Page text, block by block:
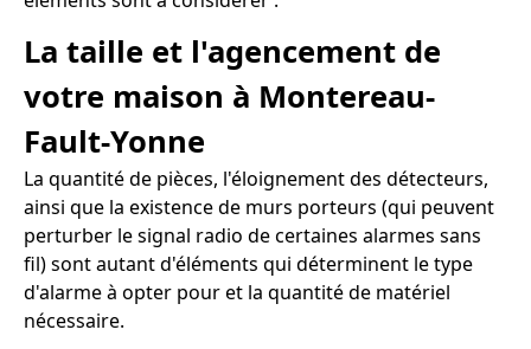
La taille et l'agencement de
votre maison à Montereau-
Fault-Yonne
La quantité de pièces, l'éloignement des détecteurs,
ainsi que la existence de murs porteurs (qui peuvent
perturber le signal radio de certaines alarmes sans
fil) sont autant d'éléments qui déterminent le type
d'alarme à opter pour et la quantité de matériel
nécessaire.